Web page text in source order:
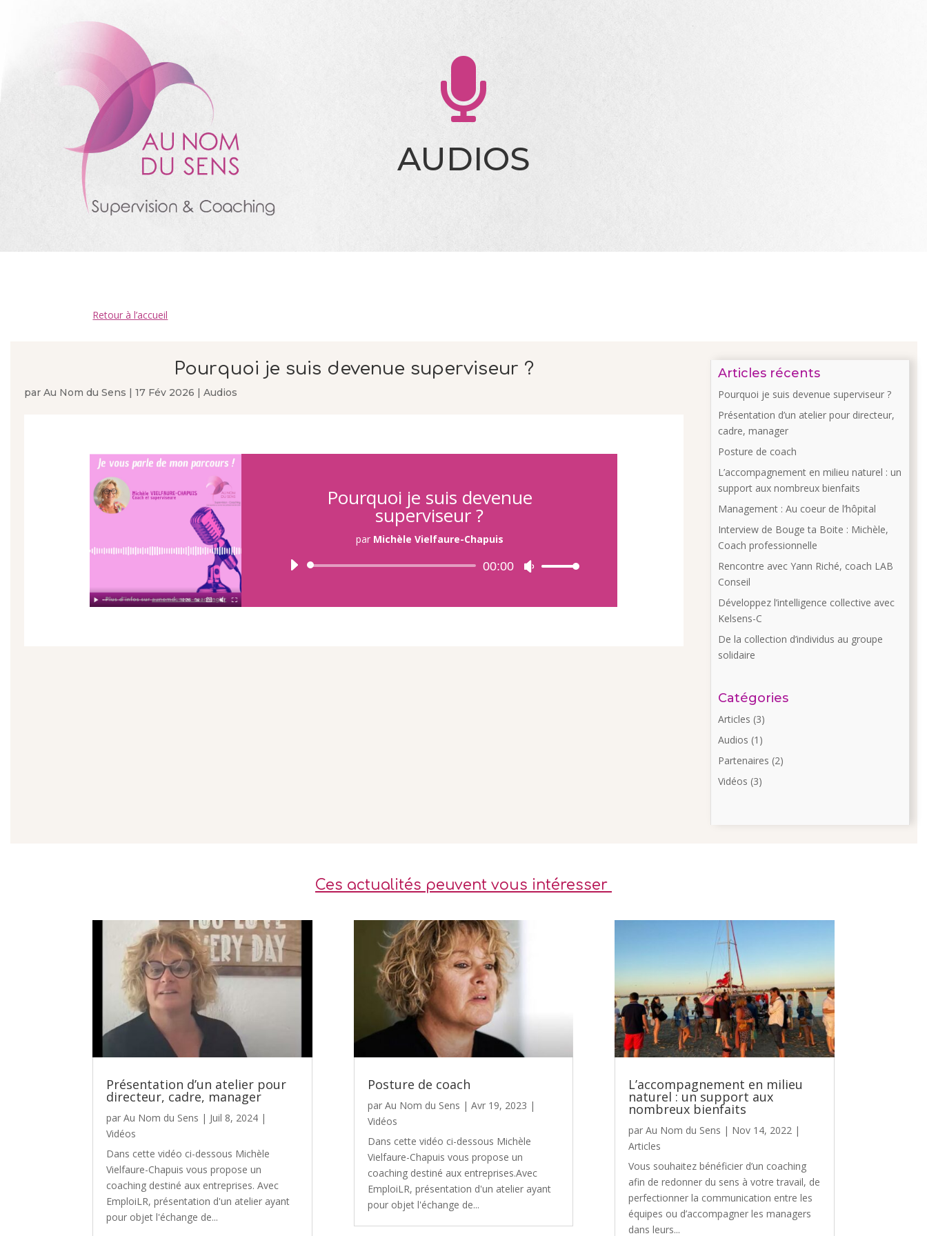

AUDIOS
Retour à l’accueil
Pourquoi je suis devenue superviseur ?
par Au Nom du Sens | 17 Fév 2026 | Audios
Pourquoi je suis devenue
superviseur ?
par Michèle Vielfaure-Chapuis
Lecteur
00:00
Utilisez
Articles récents
Pourquoi je suis devenue superviseur ?
Présentation d’un atelier pour directeur,
cadre, manager
Posture de coach
L’accompagnement en milieu naturel : un
support aux nombreux bienfaits
Management : Au coeur de l’hôpital
Interview de Bouge ta Boite : Michèle,
Coach professionnelle
Rencontre avec Yann Riché, coach LAB
Conseil
Développez l’intelligence collective avec
Kelsens-C
De la collection d’individus au groupe
solidaire
Catégories
Articles (3)
Audios (1)
Partenaires (2)
Vidéos (3)
Ces actualités peuvent vous intéresser
Présentation d’un atelier pour
directeur, cadre, manager
parAu Nom du Sens | Juil 8, 2024 |
Vidéos
Dans cette vidéo ci-dessous Michèle
Vielfaure-Chapuis vous propose un
coaching destiné aux entreprises. Avec
EmploiLR, présentation d'un atelier ayant
pour objet l'échange de...
Posture de coach
par Au Nom du Sens | Avr 19, 2023 |
Vidéos
Dans cette vidéo ci-dessous Michèle
Vielfaure-Chapuis vous propose un
coaching destiné aux entreprises.Avec
EmploiLR, présentation d'un atelier ayant
pour objet l'échange de...
L’accompagnement en milieu
naturel : un support aux
nombreux bienfaits
par Au Nom du Sens | Nov 14, 2022|
Articles
Vous souhaitez bénéficier d’un coaching
afin de redonner du sens à votre travail, de
perfectionner la communication entre les
équipes ou d’accompagner les managers
dans leurs...